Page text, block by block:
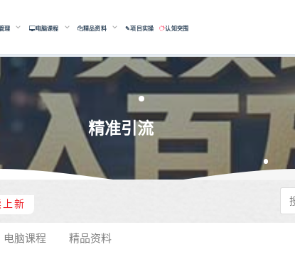
理 电脑课程 精品资料 ✎项目实操 认知突围
精准引流
上新
电脑课程 精品资料